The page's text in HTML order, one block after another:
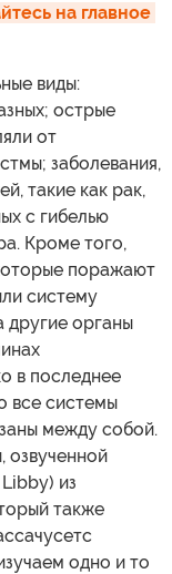
на главное
виды:
острые
от
заболевания,
такие как рак,
с гибелью
Кроме того,
поражают
систему
другие органы
в последнее
все системы
между собой.
озвученной
из
также
одно и то